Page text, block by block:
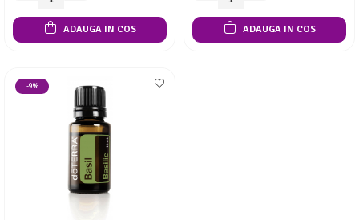
ADAUGA IN COS ADAUGA IN COS
-9%